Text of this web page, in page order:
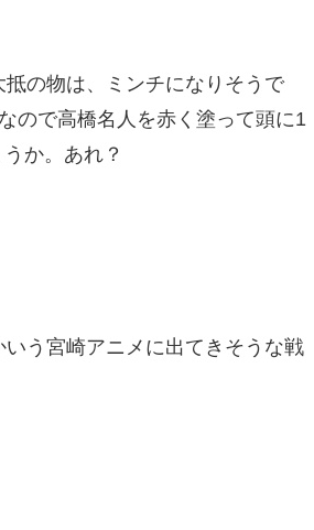
の物は、ミンチになりそうで
ので高橋名人を赤く塗って頭に1
か。あれ？
う宮崎アニメに出てきそうな戦